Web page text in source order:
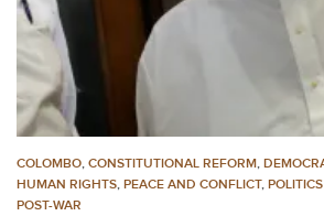
COLOMBO, CONSTITUTIONAL REFORM,
HUMAN RIGHTS, PEACE AND CONFLICT,
POST-WAR